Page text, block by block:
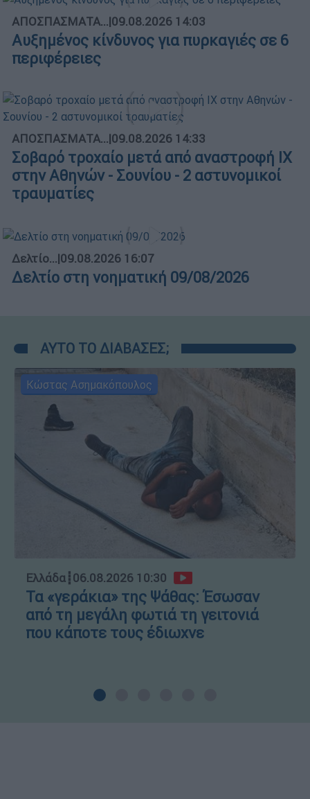
ΑΠΟΣΠΑΣΜΑΤΑ...|09.08.2026 14:03
Αυξημένος κίνδυνος για πυρκαγιές σε 6
περιφέρειες
ΑΠΟΣΠΑΣΜΑΤΑ...|09.08.2026 14:33
Σοβαρό τροχαίο μετά από αναστροφή ΙΧ
στην Αθηνών - Σουνίου - 2 αστυνομικοί
τραυματίες
Δελτίο...|09.08.2026 16:07
Δελτίο στη νοηματική 09/08/2026
ΑΥΤΟ ΤΟ ΔΙΑΒΑΣΕΣ;
Κώστας Ασημακόπουλος
Ελλάδα┋06.08.2026 10:30
Τα «γεράκια» της Ψάθας: Έσωσαν
από τη μεγάλη φωτιά τη γειτονιά
που κάποτε τους έδιωχνε